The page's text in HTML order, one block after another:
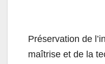
Préservation de
maîtrise et de la